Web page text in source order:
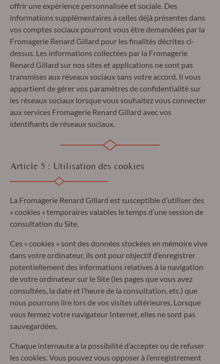
offrir une expérience personnalisée et sociale. Des
informations supplémentaires à celles déjà présentes dans
vos comptes sociaux pourront vous être demandées par la
Fromagerie Renard Gillard pour les finalités décrites ci-
dessus. Les informations collectées par la Fromagerie
Renard Gillard sur nos sites et applications ne sont pas
transmises aux réseaux sociaux sans votre accord. Il vous
appartient de gérer vos paramètres de confidentialité sur
les réseaux sociaux lorsque vous souhaitez vous connecter
aux services Fromagerie Renard Gillard avec vos
identifiants de réseaux sociaux.
Article 5 : Utilisation des cookies
La Fromagerie Renard Gillard est susceptible d’utiliser des
« cookies » temporaires valables le temps d’une session de
consultation du Site.
Ces « cookies » sont des données stockées en mémoire vive
dans votre ordinateur, ils ont pour objectif d’enregistrer
potentiellement des informations relatives à la navigation
de votre ordinateur sur le Site (les pages que vous avez
consultées, la date et l’heure de la consultation, etc.) que
nous pourrons lire lors de vos visites ultérieures. Lorsque
vous fermez votre navigateur Internet, elles ne sont pas
sauvegardées.
Chaque internaute a la possibilité d’accepter ou de refuser
les cookies. Vous pouvez vous opposer à l’enregistrement